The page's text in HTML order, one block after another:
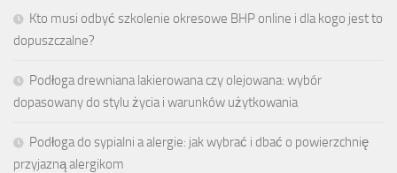
Kto musi odbyć szkolenie okresowe BHP online i dla kogo jest to
dopuszczalne?
Podłoga drewniana lakierowana czy olejowana: wybór
dopasowany do stylu życia i warunków użytkowania
Podłoga do sypialni a alergie: jak wybrać i dbać o powierzchnię
przyjazną alergikom